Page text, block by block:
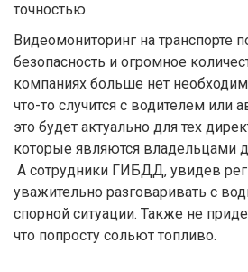
точностью.
Видеомониторинг на транспорте
безопасность и огромное
компаниях больше нет
что-то случится с водителем или
это будет актуально для тех
которые являются владельцами
А сотрудники ГИБДД, увидев
уважительно разговаривать с
спорной ситуации. Также не
что попросту сольют топливо.